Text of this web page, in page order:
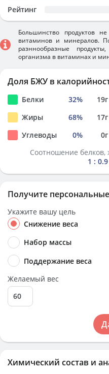
Химический состав и
Рейтинг
Большинство продуктов
витаминов и минералов.
разннообразные
организма в витаминах и
Доля БЖУ в
Белки 32% 19г
Жиры
68% 17г
Углеводы
0% 0г
Соотношение белков,
1 :
Получите
Укажите вашу цель
Снижение веса
Набор массы
Поддержание веса
Желаемый вес